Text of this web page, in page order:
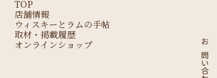
TOP
店舗情報
ウィスキーとラムの手帖
取材・掲載履歴
オンラインショップ